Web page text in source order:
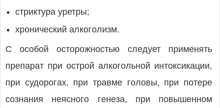
стриктура уретры;
хронический алкоголизм.
С особой осторожностью следует применять
препарат при острой алкогольной интоксикации,
при судорогах, при травме головы, при потере
сознания неясного генеза, при повышенном